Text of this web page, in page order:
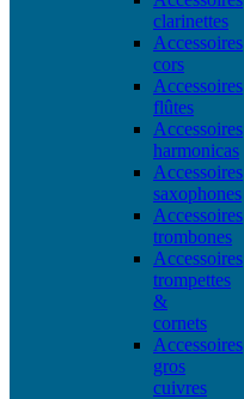
clarinettes
Accessoires
cors
Accessoires
flûtes
Accessoires
harmonicas
Accessoires
saxophones
Accessoires
trombones
Accessoires
trompettes
&
cornets
Accessoires
gros
cuivres